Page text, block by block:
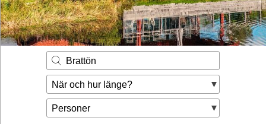
Husägare
Se hur mycket du kan tjäna
Räkna ut din
hyresintäkt
Brattön
När och hur länge?
Personer